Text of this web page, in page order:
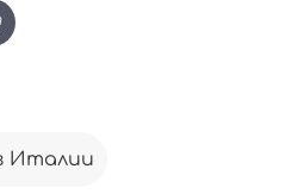
Италии